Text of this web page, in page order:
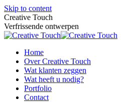
Skip to content
Creative Touch
Verfrissende ontwerpen
Home
Over Creative Touch
Wat klanten zeggen
Wat heeft u nodig?
Portfolio
Contact